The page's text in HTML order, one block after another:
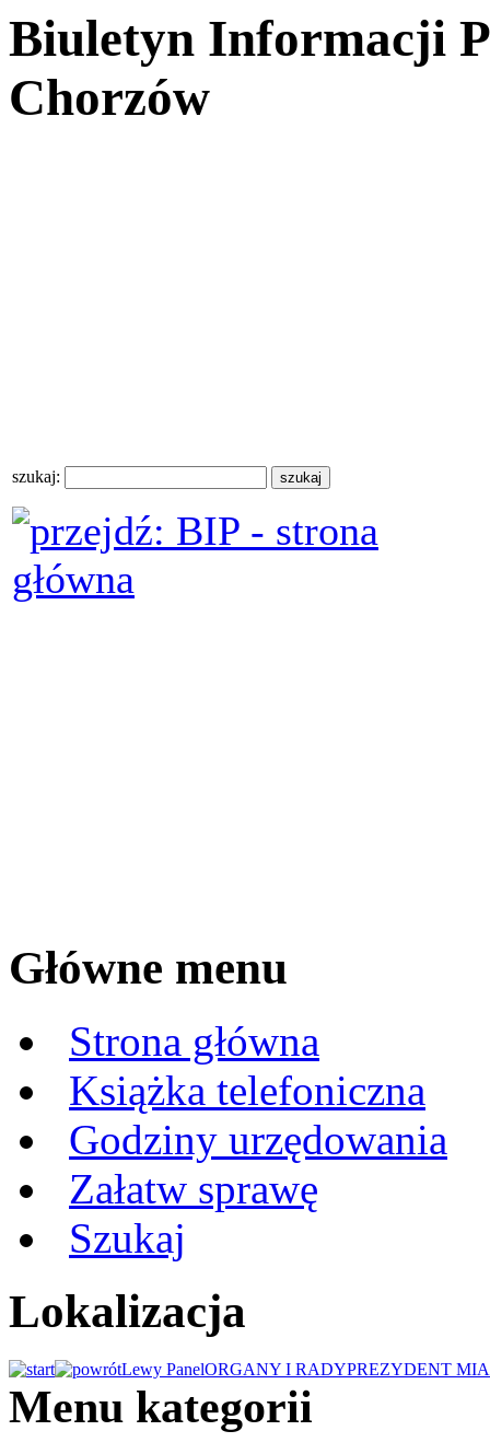
Biuletyn Informacji
Chorzów
szukaj:
Główne menu
Strona główna
Książka telefoniczna
Godziny urzędowania
Załatw sprawę
Szukaj
Lokalizacja
Lewy PanelORGANY I RADYPREZYDENT
Menu kategorii